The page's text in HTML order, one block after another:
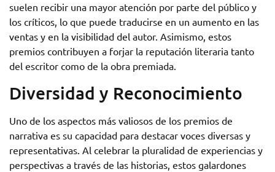
suelen recibir una mayor atención por parte del público y
los críticos, lo que puede traducirse en un aumento en las
ventas y en la visibilidad del autor. Asimismo, estos
premios contribuyen a forjar la reputación literaria tanto
del escritor como de la obra premiada.
Diversidad y Reconocimiento
Uno de los aspectos más valiosos de los premios de
narrativa es su capacidad para destacar voces diversas y
representativas. Al celebrar la pluralidad de experiencias y
perspectivas a través de las historias, estos galardones